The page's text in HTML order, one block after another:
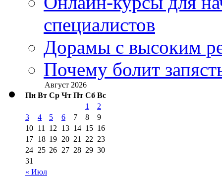
специалистов
Дорамы с высоким
Почему болит
Август 2026
Пн Вт Ср Чт Пт Сб Вс
« Июл
1
2
3
4 5 6 7 8
9
10 11 12 13 14 15 16
17 18 19 20 21 22 23
24 25 26 27 28 29 30
31